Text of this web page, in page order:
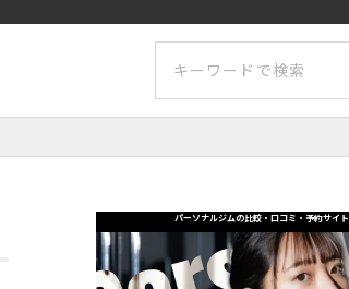
パーソナルジムの比較・口コミ・予約サイト